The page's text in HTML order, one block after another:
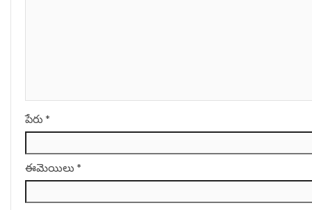
పేరు *
ఈమెయిలు *